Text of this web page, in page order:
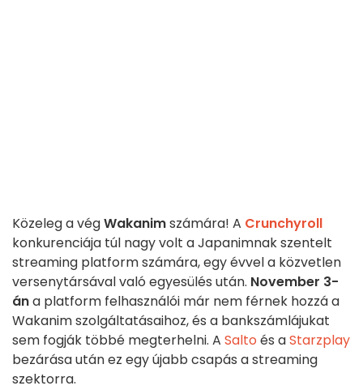
Közeleg a végWakanimszámára! A Crunchyroll
konkurenciája túl nagy volt a Japanimnak szentelt
streaming platform számára, egy évvel a közvetlen
versenytársával való egyesülés után. November 3-
ána platform felhasználói már nem férnek hozzá a
Wakanim szolgáltatásaihoz, és a bankszámlájukat
sem fogják többé megterhelni. A Salto és aStarzplay
bezárása után ez egy újabb csapás a streaming
szektorra.